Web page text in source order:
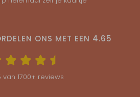
ONS MET EEN 4.65
van 1700+ reviews